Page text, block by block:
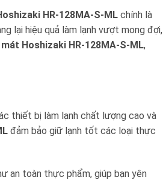
HR-128MA-S-ML chính là
lại hiệu quả làm lạnh vượt mong đợi,
mát Hoshizaki HR-128MA-S-ML,
thiết bị làm lạnh chất lượng cao và
đảm bảo giữ lạnh tốt các loại thực
an toàn thực phẩm, giúp bạn yên